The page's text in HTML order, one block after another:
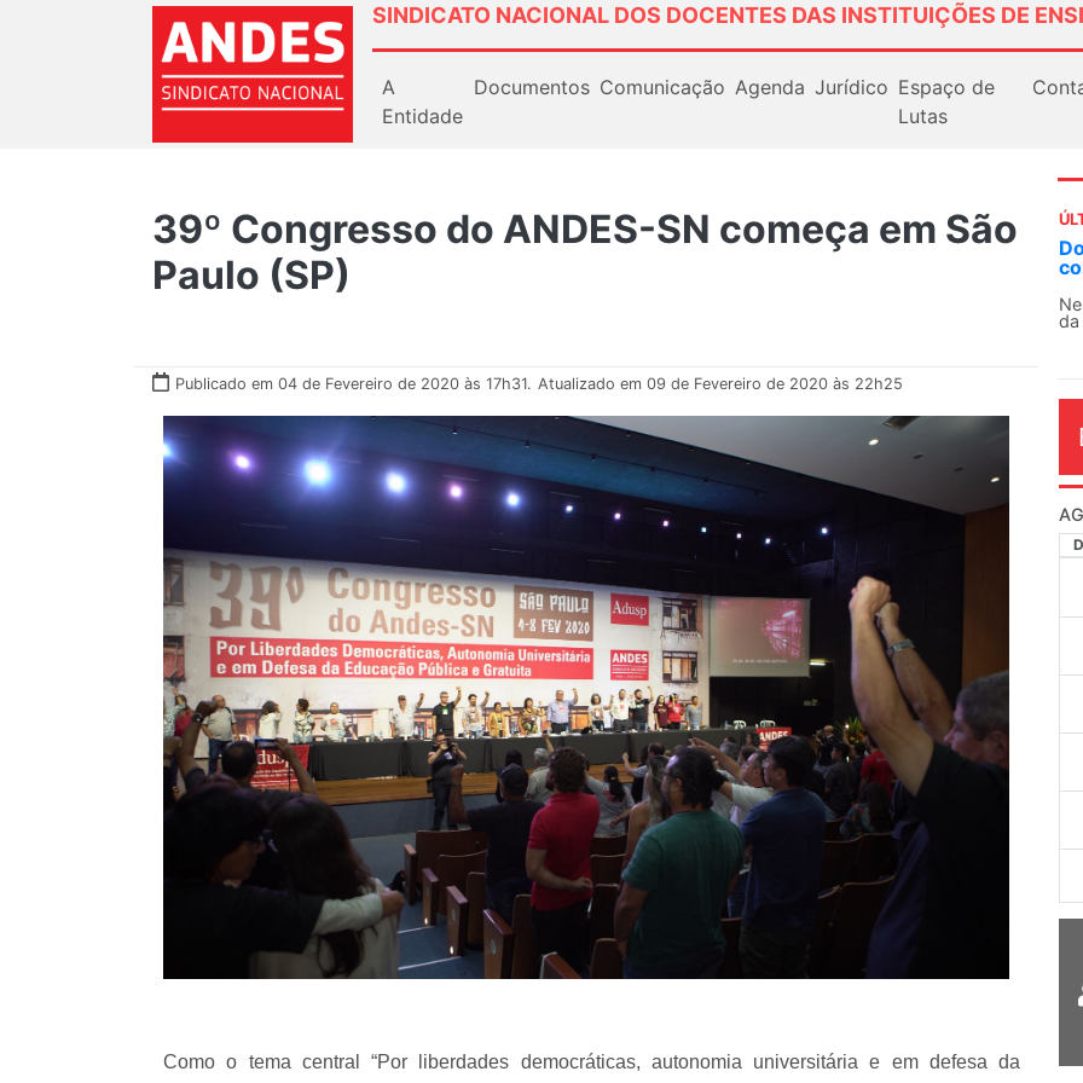
SINDICATO NACIONAL DOS DOCENTES DAS INSTITUIÇÕES DE
A
Entidade
Documentos Comunicação Agenda Jurídico Espaço de
Lutas
39º Congresso do ANDES-SN começa em São
Paulo (SP)
Publicado em 04 de Fevereiro de 2020 às 17h31. Atualizado em 09 de Fevereiro de 2020 às 22h25
Como o tema central “Por liberdades democráticas, autonomia universitária e em defesa da
O